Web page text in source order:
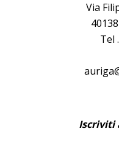
Via
Tel
Iscriviti